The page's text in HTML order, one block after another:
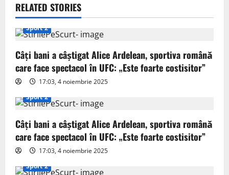
v
i
g
a
t
i
o
n
RELATED STORIES
Sport 2
Câți bani a câștigat Alice Ardelean, sportiva română
care face spectacol în UFC: „Este foarte costisitor”
17:03, 4 noiembrie 2025
Sport 2
Câți bani a câștigat Alice Ardelean, sportiva română
care face spectacol în UFC: „Este foarte costisitor”
17:03, 4 noiembrie 2025
Sport 2